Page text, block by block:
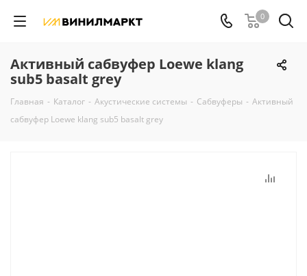
0
Aктивный сабвуфер Loewe klang
sub5 basalt grey
Главная - Каталог - Акустические системы - Сабвуферы - Aктивный
сабвуфер Loewe klang sub5 basalt grey